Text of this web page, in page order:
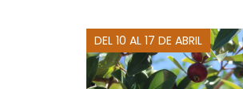
DEL 10 AL 17 DE ABRIL